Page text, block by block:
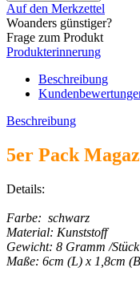
Auf den Merkzettel
Woanders günstiger?
Frage zum Produkt
Produkterinnerung
Beschreibung
Beschreibung
5er Pack
Details:
Farbe: schwarz
Material: Kunststoff
Gewicht: 8 Gramm /Stück
Maße: 6cm (L) x 1,8cm